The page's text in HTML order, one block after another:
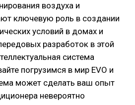
воздуха и
ключевую роль в создании
условий в домах и
разработок в этой
система
погрузимся в мир EVO и
может сделать ваш опыт
невероятно